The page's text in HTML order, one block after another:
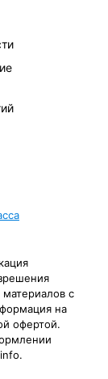
с
на
офертой.